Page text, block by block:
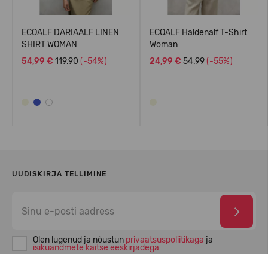
ECOALF DARIAALF LINEN
SHIRT WOMAN
54,99 € 119.90 (-54%)
ECOALF Haldenalf T-Shirt
Woman
24,99 € 54.99 (-55%)
UUDISKIRJA TELLIMINE
Olen lugenud ja nõustun privaatsuspoliitikaga ja
isikuandmete kaitse eeskirjadega